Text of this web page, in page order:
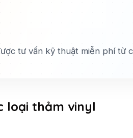
tư vấn kỹ thuật miễn phí từ
loại thảm vinyl